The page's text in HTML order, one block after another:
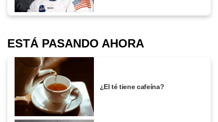
ESTÁ PASANDO AHORA
¿El té tiene cafeína?